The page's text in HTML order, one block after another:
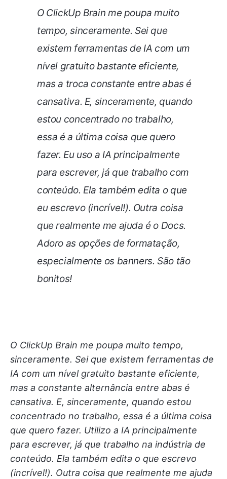
O ClickUp Brain me poupa muito
tempo, sinceramente. Sei que
existem ferramentas de IA com um
nível gratuito bastante eficiente,
mas a troca constante entre abas é
cansativa. E, sinceramente, quando
estou concentrado no trabalho,
essa é a última coisa que quero
fazer. Eu uso a IA principalmente
para escrever, já que trabalho com
conteúdo. Ela também edita o que
eu escrevo (incrível!). Outra coisa
que realmente me ajuda é o Docs.
Adoro as opções de formatação,
especialmente os banners. São tão
bonitos!
O ClickUp Brain me poupa muito tempo,
sinceramente. Sei que existem ferramentas de
IA com um nível gratuito bastante eficiente,
mas a constante alternância entre abas é
cansativa. E, sinceramente, quando estou
concentrado no trabalho, essa é a última coisa
que quero fazer. Utilizo a IA principalmente
para escrever, já que trabalho na indústria de
conteúdo. Ela também edita o que escrevo
(incrível!). Outra coisa que realmente me ajuda